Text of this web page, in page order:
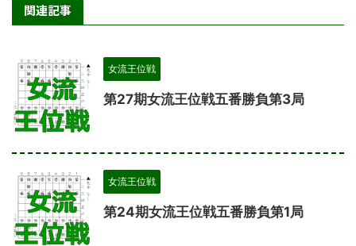
関連記事
女流王位戦
第27期女流王位戦五番勝負第3局
女流王位戦
第24期女流王位戦五番勝負第1局